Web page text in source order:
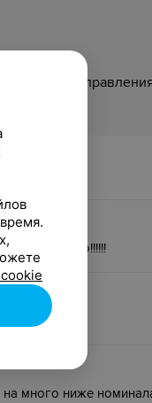
центр»
Люблюююююю!!!!!!
много ниже